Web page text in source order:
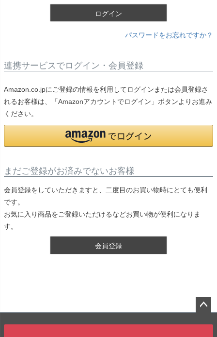
ログイン
パスワードをお忘れですか？
連携サービスでログイン・会員登録
Amazon.co.jpにご登録の情報を利用してログインまたは会員登録さ
れるお客様は、「Amazonアカウントでログイン」ボタンよりお進み
ください。
まだご登録がお済みでないお客様
会員登録をしていただきますと、二度目のお買い物時にとても便利
です。
お気に入り商品をご登録いただけるなどお買い物が便利になりま
す。
会員登録